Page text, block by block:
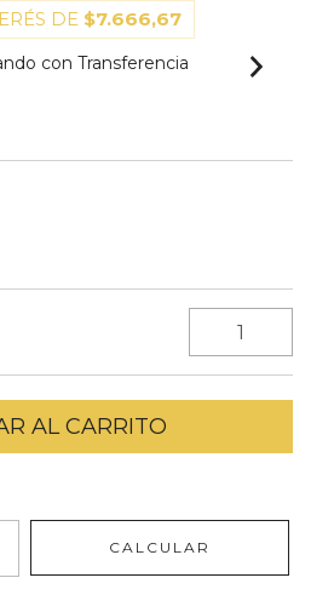
DE $7.666,67
con Transferencia
CALCULAR